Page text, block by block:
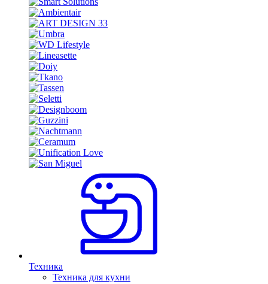
Техника
Техника для кухни